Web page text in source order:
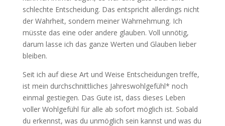
schlechte Entscheidung. Das entspricht allerdings nicht
der Wahrheit, sondern meiner Wahrnehmung. Ich
müsste das eine oder andere glauben. Voll unnötig,
darum lasse ich das ganze Werten und Glauben lieber
bleiben.
Seit ich auf diese Art und Weise Entscheidungen treffe,
ist mein durchschnittliches Jahreswohlgefühl* noch
einmal gestiegen. Das Gute ist, dass dieses Leben
voller Wohlgefühl für alle ab sofort möglich ist. Sobald
du erkennst, was du unmöglich sein kannst und was du